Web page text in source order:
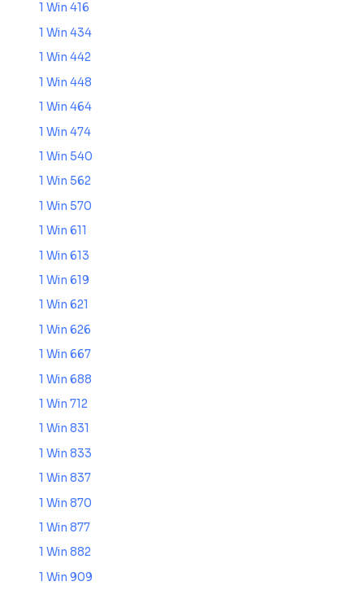
1 Win 416
1 Win 434
1 Win 442
1 Win 448
1 Win 464
1 Win 474
1 Win 540
1 Win 562
1 Win 570
1 Win 611
1 Win 613
1 Win 619
1 Win 621
1 Win 626
1 Win 667
1 Win 688
1 Win 712
1 Win 831
1 Win 833
1 Win 837
1 Win 870
1 Win 877
1 Win 882
1 Win 909